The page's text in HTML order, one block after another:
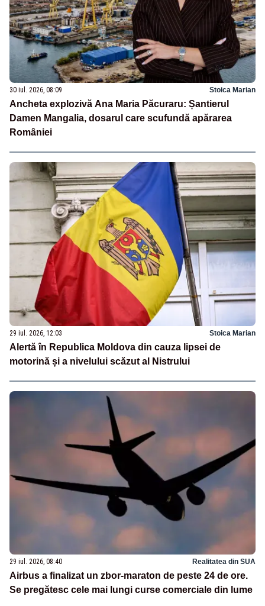
30 iul. 2026, 08:09 Stoica Marian
Ancheta explozivă Ana Maria Păcuraru: Șantierul
Damen Mangalia, dosarul care scufundă apărarea
României
29 iul. 2026, 12:03 Stoica Marian
Alertă în Republica Moldova din cauza lipsei de
motorină și a nivelului scăzut al Nistrului
29 iul. 2026, 08:40 Realitatea din SUA
Airbus a finalizat un zbor-maraton de peste 24 de ore.
Se pregătesc cele mai lungi curse comerciale din lume